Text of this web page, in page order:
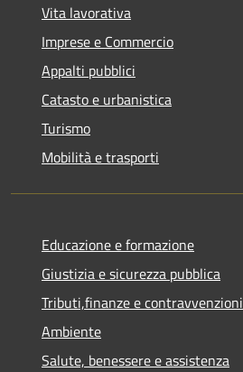
Vita lavorativa
Imprese e Commercio
Appalti pubblici
Catasto e urbanistica
Turismo
Mobilità e trasporti
Educazione e formazione
Giustizia e sicurezza pubblica
Tributi,finanze e contravvenzioni
Ambiente
Salute, benessere e assistenza